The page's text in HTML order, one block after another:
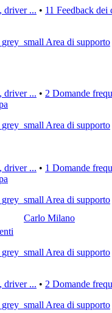
driver ... • 11 Feedback dei
Area di supporto
driver ... • 2 Domande
Area di supporto
driver ... • 1 Domande
Area di supporto
Carlo Milano
Area di supporto
driver ... • 2 Domande
Area di supporto